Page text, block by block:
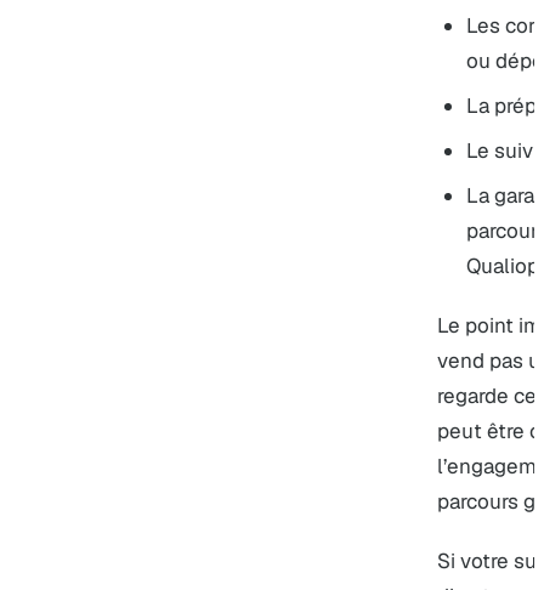
Les
ou
La
Le suivi
La
Le point
vend pas
regarde
peut être
parcours
Si votre